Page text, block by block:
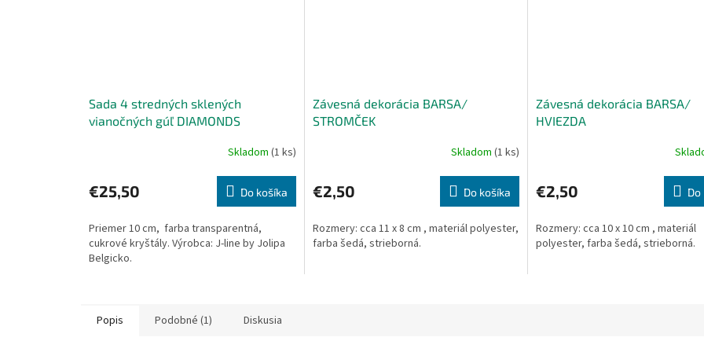
Sada 4 stredných sklených
vianočných gúľ DIAMONDS
Skladom (1 ks)
€25,50 Do košíka
Priemer 10 cm, farba transparentná,
cukrové kryštály. Výrobca: J-line by Jolipa
Belgicko.
Závesná dekorácia BARSA/
STROMČEK
Skladom (1 ks)
€2,50 Do košíka
Rozmery: cca 11 x 8 cm , materiál polyester,
farba šedá, strieborná.
Závesná dekorácia BARSA/
HVIEZDA
€2,50 Do
Rozmery: cca 10 x 10 cm , materiál
polyester, farba šedá, strieborná.
Popis Podobné (1) Diskusia